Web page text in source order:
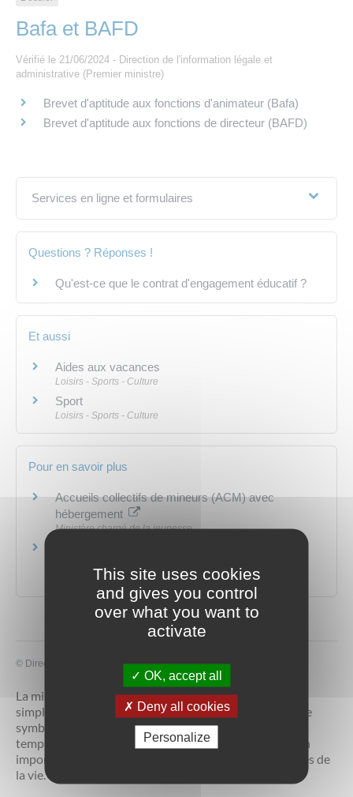
Travaux
Numérique
communes
Nos publications
Bafa et BAFD
Vérifié le 21/06/2024 - Direction de l'information légale et
administrative (Premier ministre)
Brevet d'aptitude aux fonctions d'animateur (Bafa)
Brevet d'aptitude aux fonctions de directeur (BAFD)
Services en ligne et formulaires
Questions ? Réponses !
Qu'est-ce que le contrat d'engagement éducatif ?
Et aussi
Aides aux vacances
Loisirs - Sports - Culture
Sport
Loisirs - Sports - Culture
Pour en savoir plus
Accueils collectifs de mineurs (ACM) avec
hébergement
Ministère chargé de la jeunesse
Ministère chargé de la jeunesse
© Direction de l'information légale et administrative
La mise à jour du livret de famille est bien plus qu’une
simple formalité administrative ; c’est un acte chargé de
symboles, marquant l’évolution d’une famille au fil du
temps. Ce modeste document, parfois négligé dans son
importance, devient le témoin fidèle des grandes étapes de
la vie.
This site uses cookies
and gives you control
over what you want to
activate
OK, accept all
Deny all cookies
Personalize